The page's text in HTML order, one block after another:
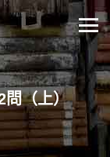
問（上）